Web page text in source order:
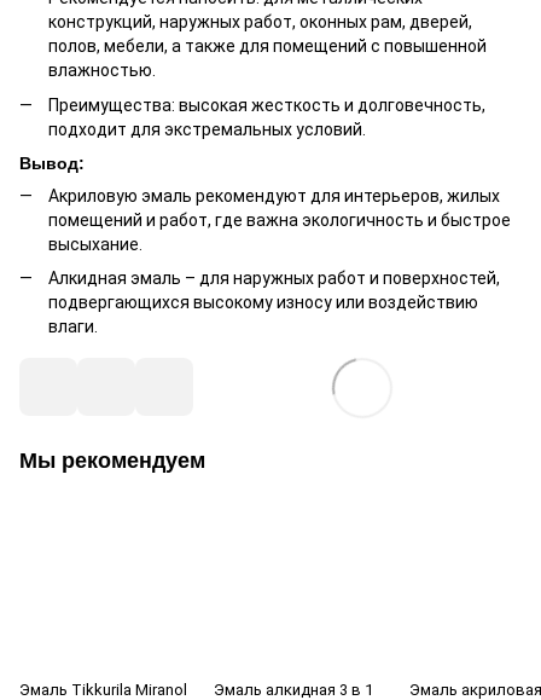
конструкций, наружных работ, оконных рам, дверей,
полов, мебели, а также для помещений с повышенной
влажностью.
Преимущества: высокая жесткость и долговечность,
подходит для экстремальных условий.
Вывод:
Акриловую эмаль рекомендуют для интерьеров, жилых
помещений и работ, где важна экологичность и быстрое
высыхание.
Алкидная эмаль – для наружных работ и поверхностей,
подвергающихся высокому износу или воздействию
влаги.
Мы рекомендуем
Эмаль Tikkurila Miranol
Эмаль алкидная 3 в 1
Эмаль акриловая